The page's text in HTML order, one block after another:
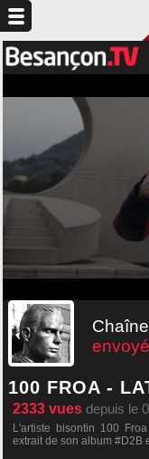
100 FROA -
2333 vues depuis le
L'artiste bisontin 100
extrait de son album #D2B